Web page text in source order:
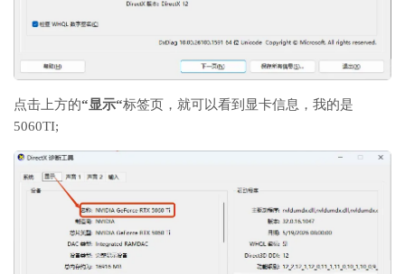
点击上方的“显示“标签页，就可以看到显卡信息，我的是
5060TI;